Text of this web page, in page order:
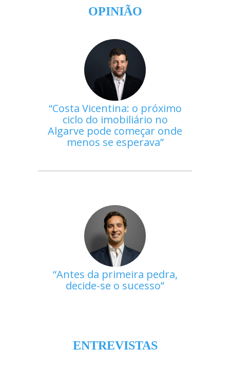
OPINIÃO
Costa Vicentina: o próximo
ciclo do imobiliário no
Algarve pode começar onde
menos se esperava
Antes da primeira pedra,
decide-se o sucesso
ENTREVISTAS